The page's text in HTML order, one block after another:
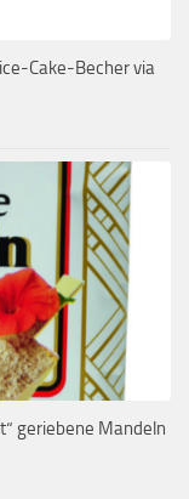
Cake-Becher via
geriebene Mandeln